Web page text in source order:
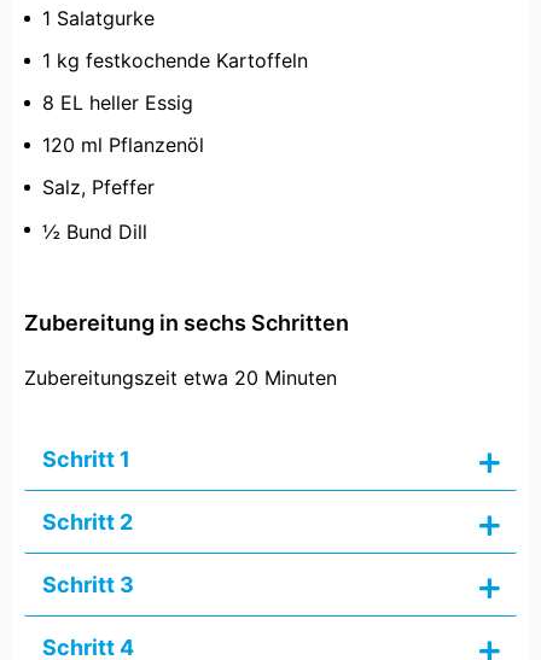
1 Salatgurke
1 kg festkochende Kartoffeln
8 EL heller Essig
120 ml Pflanzenöl
Salz, Pfeffer
½ Bund Dill
Zubereitung in sechs Schritten
Zubereitungszeit etwa 20 Minuten
Schritt 1
Schritt 2
Schritt 3
Schritt 4